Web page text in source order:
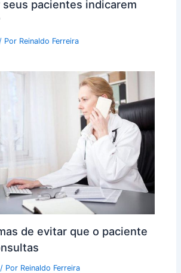
seus pacientes indicarem
/ Por Reinaldo Ferreira
de evitar que o paciente
/ Por Reinaldo Ferreira